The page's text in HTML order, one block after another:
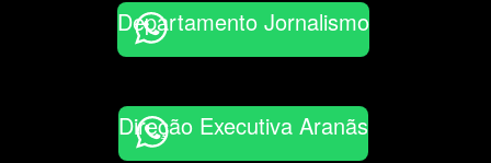
Departamento Jornalismo
Direção Executiva Aranãs